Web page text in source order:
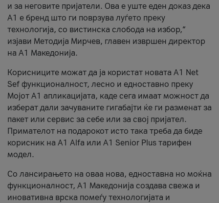
и за неговите пријатели. Ова е уште еден доказ дека
А1 е бренд што ги поврзува луѓето преку
технологија, со вистинска слобода на избор,“
изјави Методија Мирчев, главен извршен директор
на А1 Македонија.
Корисниците можат да ја користат новата А1 Net
Sef функционалност, лесно и едноставно преку
Мојот А1 апликацијата, каде сега имаат можност да
изберат дали зачуваните гигабајти ќе ги разменат за
пакет или сервис за себе или за свој пријател.
Примателот на подарокот исто така треба да биде
корисник на А1 Alfa или A1 Senior Plus тарифен
модел.
Со лансирањето на оваа нова, едноставна но моќна
функционалност, А1 Македонија создава свежа и
иновативна врска помеѓу технологијата и